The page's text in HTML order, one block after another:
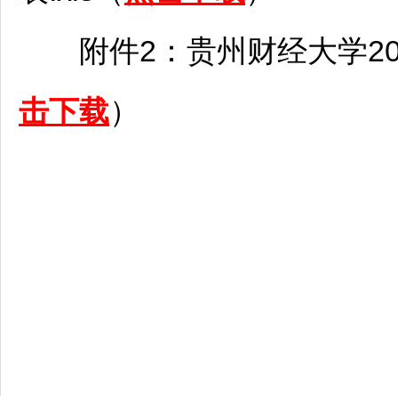
附件2：贵州财经大学
击下载）